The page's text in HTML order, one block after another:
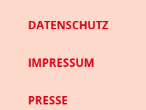
DATENSCHUTZ
IMPRESSUM
PRESSE